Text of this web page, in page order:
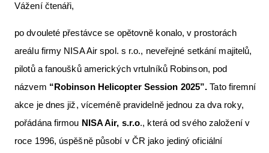
Vážení čtenáři,
po dvouleté přestávce se opětovně konalo, v prostorách
areálu firmy NISA Air spol. s r.o., neveřejné setkání majitelů,
pilotů a fanoušků amerických vrtulníků Robinson, pod
názvem “Robinson Helicopter Session 2025”. Tato firemní
akce je dnes již, víceméně pravidelně jednou za dva roky,
pořádána firmou NISA Air, s.r.o., která od svého založení v
roce 1996, úspěšně působí v ČR jako jediný oficiální
Pro piloty
Série & speciály
Letecká videa
Aktuální FR + archiv
Letecká muzea